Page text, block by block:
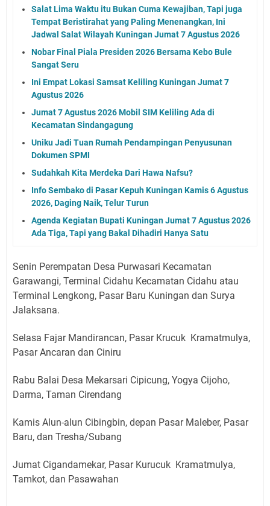
Salat Lima Waktu itu Bukan Cuma Kewajiban, Tapi juga
Tempat Beristirahat yang Paling Menenangkan, Ini
Jadwal Salat Wilayah Kuningan Jumat 7 Agustus 2026
Nobar Final Piala Presiden 2026 Bersama Kebo Bule
Sangat Seru
Ini Empat Lokasi Samsat Keliling Kuningan Jumat 7
Agustus 2026
Jumat 7 Agustus 2026 Mobil SIM Keliling Ada di
Kecamatan Sindangagung
Uniku Jadi Tuan Rumah Pendampingan Penyusunan
Dokumen SPMI
Sudahkah Kita Merdeka Dari Hawa Nafsu?
Info Sembako di Pasar Kepuh Kuningan Kamis 6 Agustus
2026, Daging Naik, Telur Turun
Agenda Kegiatan Bupati Kuningan Jumat 7 Agustus 2026
Ada Tiga, Tapi yang Bakal Dihadiri Hanya Satu
Senin Perempatan Desa Purwasari Kecamatan
Garawangi, Terminal Cidahu Kecamatan Cidahu atau
Terminal Lengkong, Pasar Baru Kuningan dan Surya
Jalaksana.
Selasa Fajar Mandirancan, Pasar Krucuk Kramatmulya,
Pasar Ancaran dan Ciniru
Rabu Balai Desa Mekarsari Cipicung, Yogya Cijoho,
Darma, Taman Cirendang
Kamis Alun-alun Cibingbin, depan Pasar Maleber, Pasar
Baru, dan Tresha/Subang
Jumat Cigandamekar, Pasar Kurucuk Kramatmulya,
Tamkot, dan Pasawahan